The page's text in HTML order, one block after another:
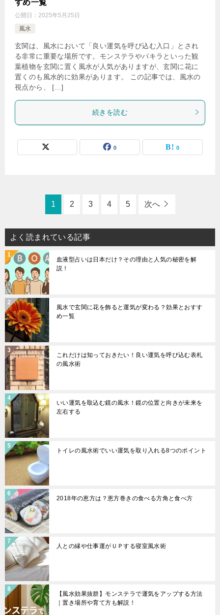
すめ一覧
公開日： 2025年5月25日
風水
玄関は、風水において「良い運気を呼び込む入口」とされ
る非常に重要な場所です。モンステラやパキラといった観
葉植物を玄関に置く風水が人気がありますが、玄関に花に
置くのも風水的に効果があります。 この記事では、風水の
視点から、 […]
続きを読む
0 0
1 2 3 4 5 次へ
よく読まれている記事
血液型占いは日本だけ？その理由と人気の秘密を解
説！
風水で玄関に花を飾ると運気が変わる？効果とおすす
め一覧
これだけは知っておきたい！良い運気を呼び込む表札
の風水術
いい運気を取込む鏡の風水！鏡の位置と向きが未来を
左右する
トイレの風水術でいい運気を取り入れる8つのポイント
2018年の恵方は？恵方巻きの食べる方角と食べ方
人との縁や仕事運がＵＰする寝室風水術
【風水効果抜群】モンステラで運気をアップする方法
｜置き場所や育て方も解説！